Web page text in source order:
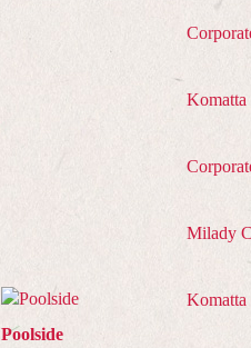
Poolside
Milady
Komatta